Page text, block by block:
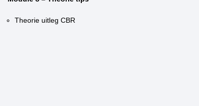
Theorie uitleg CBR